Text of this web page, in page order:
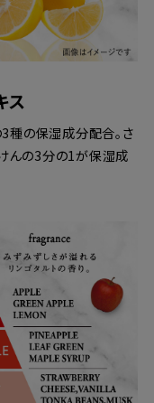
ス
種の保湿成分配合。さ
けんの3分の1が保湿成